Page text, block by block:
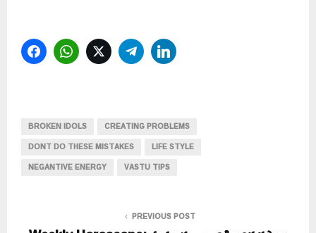
FacebookWhatsAppTwitterTelegram
BROKEN IDOLS
CREATING PROBLEMS
DONT DO THESE MISTAKES
LIFE STYLE
NEGANTIVE ENERGY
VASTU TIPS
PREVIOUS POST